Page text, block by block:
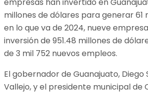
millones de dólares para generar 61
en lo que va de 2024, nueve
inversión de 951.48 millones de
de 3 mil 752 nuevos empleos.
El gobernador de Guanajuato, Diego
Vallejo, y el presidente municipal de